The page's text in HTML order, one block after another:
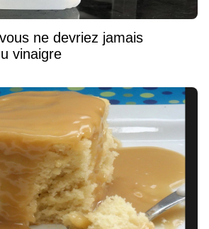
ne devriez jamais
vinaigre